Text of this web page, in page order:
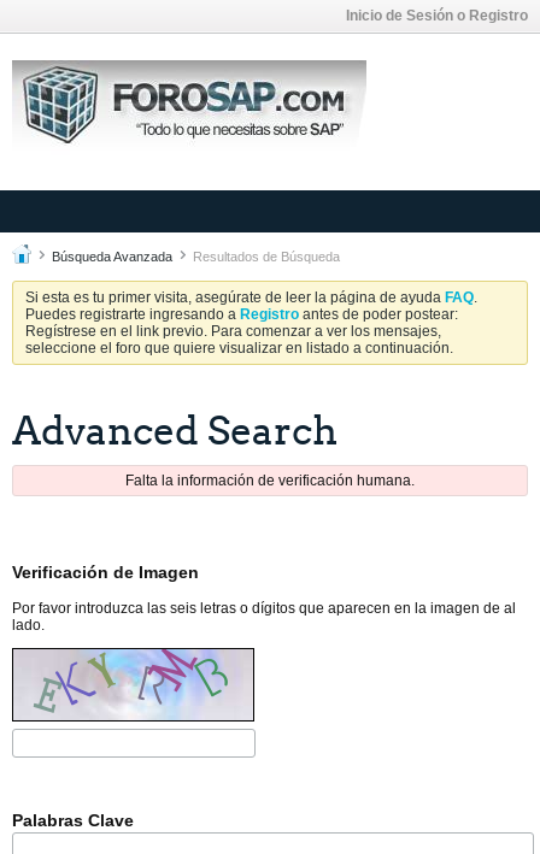
Inicio de Sesión o Registro
Búsqueda Avanzada Resultados de Búsqueda
Si esta es tu primer visita, asegúrate de leer la página de ayuda FAQ.
Puedes registrarte ingresando a Registro antes de poder postear:
Regístrese en el link previo. Para comenzar a ver los mensajes,
seleccione el foro que quiere visualizar en listado a continuación.
Advanced Search
Falta la información de verificación humana.
Verificación de Imagen
Por favor introduzca las seis letras o dígitos que aparecen en la imagen de al
lado.
Palabras Clave